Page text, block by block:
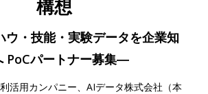
構想
・技能・実験データを企業知
PoCパートナー募集―
活用カンパニー、AIデータ株式会社（本